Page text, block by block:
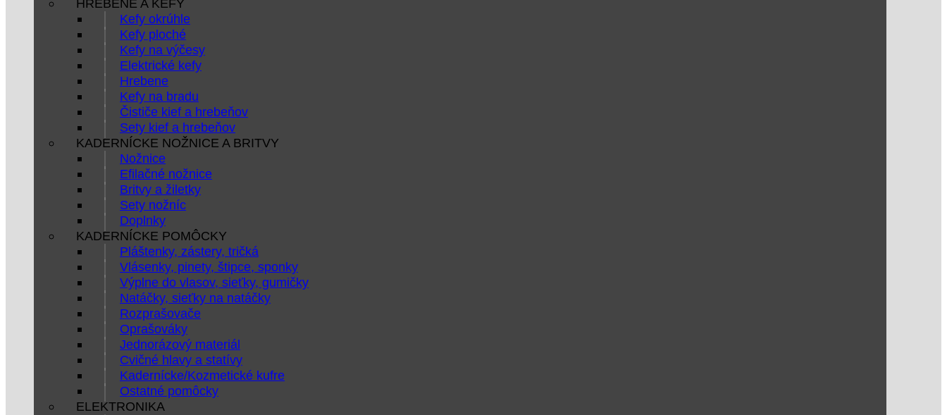
HREBENE A KEFY
Kefy okrúhle
Kefy ploché
Kefy na výčesy
Elektrické kefy
Hrebene
Kefy na bradu
Čističe kief a hrebeňov
Sety kief a hrebeňov
KADERNÍCKE NOŽNICE A BRITVY
Nožnice
Efilačné nožnice
Britvy a žiletky
Sety nožníc
Doplnky
KADERNÍCKE POMÔCKY
Pláštenky, zástery, tričká
Vlásenky, pinety, štipce, sponky
Výplne do vlasov, sieťky, gumičky
Natáčky, sieťky na natáčky
Rozprašovače
Oprašováky
Jednorázový materiál
Cvičné hlavy a statívy
Kadernícke/Kozmetické kufre
Ostatné pomôcky
ELEKTRONIKA